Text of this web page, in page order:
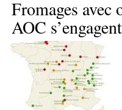
Fromages avec
AOC s’engagent